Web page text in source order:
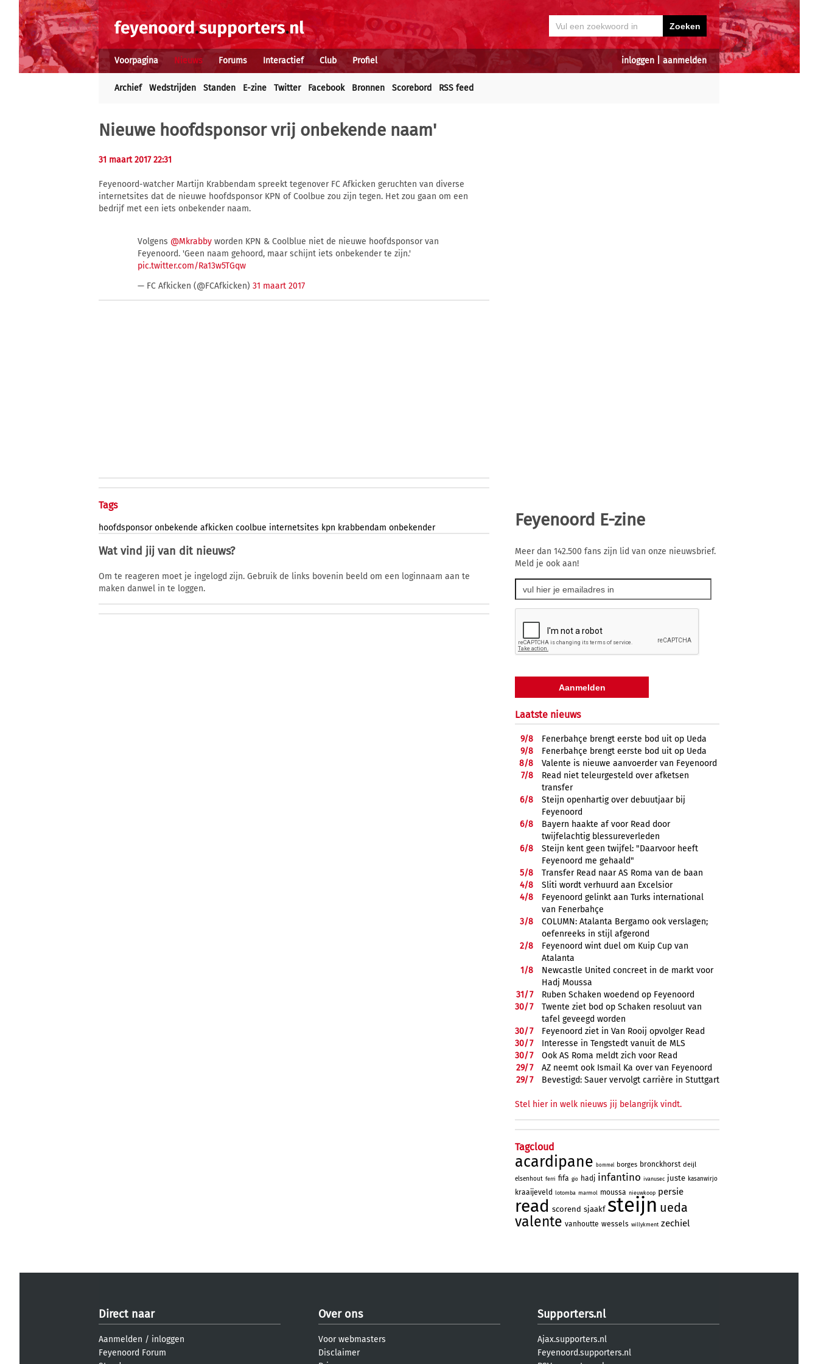
inloggen aanmelden
Voorpagina Nieuws Forums Interactief Club Profiel
Archief Wedstrijden Standen E-zine Twitter Facebook Bronnen Scorebord RSS feed
Nieuwe hoofdsponsor vrij onbekende naam'
31 maart 2017 22:31
Feyenoord-watcher Martijn Krabbendam spreekt tegenover FC Afkicken geruchten van diverse
internetsites dat de nieuwe hoofdsponsor KPN of Coolbue zou zijn tegen. Het zou gaan om een
bedrijf met een iets onbekender naam.
Volgens @Mkrabby worden KPN & Coolblue niet de nieuwe hoofdsponsor van
Feyenoord. 'Geen naam gehoord, maar schijnt iets onbekender te zijn.'
pic.twitter.com/Ra13w5TGqw
— FC Afkicken (@FCAfkicken)31 maart 2017
Tags
hoofdsponsor onbekende afkicken coolbue internetsites kpn krabbendam onbekender
Wat vind jij van dit nieuws?
Om te reageren moet je ingelogd zijn. Gebruik de links bovenin beeld om een loginnaam aan te
maken danwel in te loggen.
Feyenoord E-zine
Meer dan 142.500 fans zijn lid van onze nieuwsbrief.
Meld je ook aan!
Laatste nieuws
9/8
Fenerbahçe brengt eerste bod uit op Ueda
9/8
Fenerbahçe brengt eerste bod uit op Ueda
8/8
Valente is nieuwe aanvoerder van Feyenoord
7/8
Read niet teleurgesteld over afketsen
transfer
6/8
Steijn openhartig over debuutjaar bij
Feyenoord
6/8
Bayern haakte af voor Read door
twijfelachtig blessureverleden
6/8
Steijn kent geen twijfel: "Daarvoor heeft
Feyenoord me gehaald"
5/8
Transfer Read naar AS Roma van de baan
4/8
Sliti wordt verhuurd aan Excelsior
4/8
Feyenoord gelinkt aan Turks international
van Fenerbahçe
3/8
COLUMN: Atalanta Bergamo ook verslagen;
oefenreeks in stijl afgerond
2/8
Feyenoord wint duel om Kuip Cup van
Atalanta
1/8
Newcastle United concreet in de markt voor
Hadj Moussa
31/7
Ruben Schaken woedend op Feyenoord
30/7
Twente ziet bod op Schaken resoluut van
tafel geveegd worden
30/7
Feyenoord ziet in Van Rooij opvolger Read
30/7
Interesse in Tengstedt vanuit de MLS
30/7
Ook AS Roma meldt zich voor Read
29/7
AZ neemt ook Ismail Ka over van Feyenoord
29/7 Bevestigd: Sauer vervolgt carrière in Stuttgart
Stel hier in welk nieuws jij belangrijk vindt.
Tagcloud
acardipane bommel borges bronckhorst deijl
elsenhout ferri fifa gio hadj infantino ivanusec juste kasanwirjo
kraaijeveld lotomba marmol moussa nieuwkoop persie
read scorend sjaakf steijn ueda
valente vanhoutte wessels willykment zechiel
Direct naar
Aanmelden / inloggen
Feyenoord Forum
Over ons
Voor webmasters
Disclaimer
Supporters.nl
Ajax.supporters.nl
Feyenoord.supporters.nl